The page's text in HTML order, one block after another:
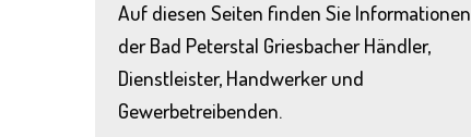
Auf diesen Seiten finden Sie Informationen
der Bad Peterstal Griesbacher Händler,
Dienstleister, Handwerker und
Gewerbetreibenden.